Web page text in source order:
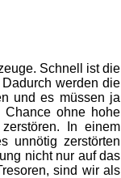
Schnell ist die
werden die
und es müssen ja
ohne hohe
In einem
unnötig zerstörten
nicht nur auf das
sind wir als